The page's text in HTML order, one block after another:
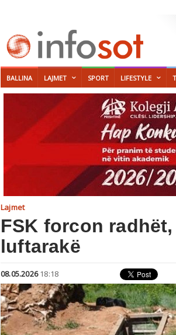
BALLINA LAJMET SPORT LIFESTYLE
Lajmet
FSK forcon
luftarakë
08.05.2026 18:18